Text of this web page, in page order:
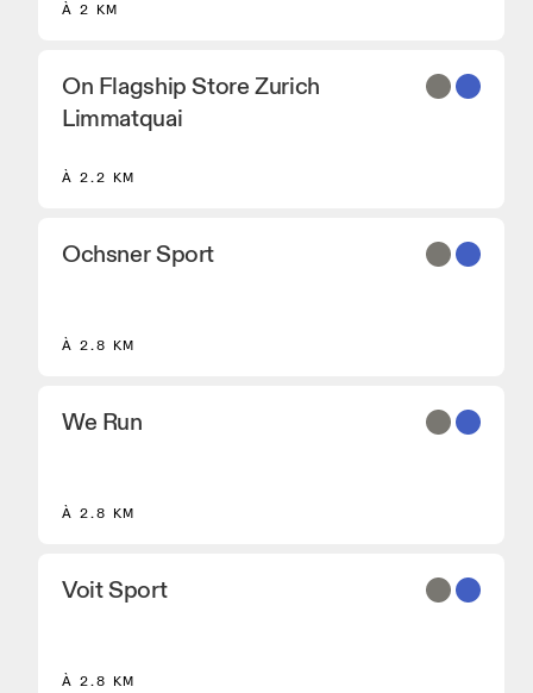
À 2 KM
On Flagship Store Zurich
Limmatquai
À 2.2 KM
Ochsner Sport
À 2.8 KM
We Run
À 2.8 KM
Voit Sport
À 2.8 KM